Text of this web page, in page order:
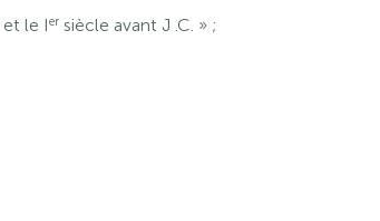
et le Ier siècle avant J .C. » ;